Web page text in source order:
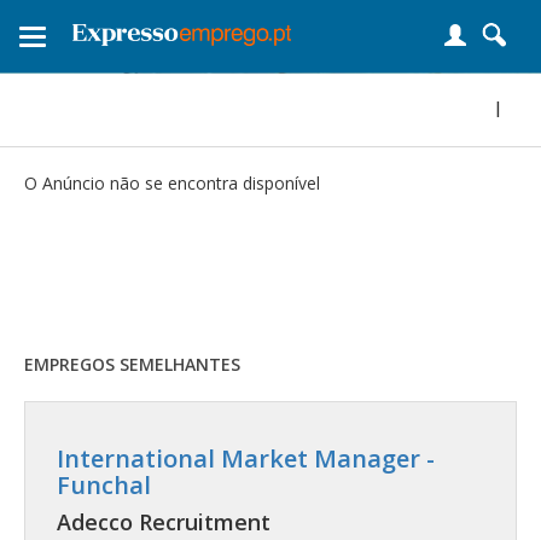
Toggle
|
O Anúncio não se encontra disponível
EMPREGOS SEMELHANTES
International Market Manager -
Funchal
Adecco Recruitment